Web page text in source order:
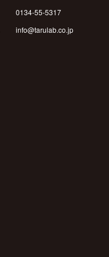
0134-55-5317
info@tarulab.co.jp